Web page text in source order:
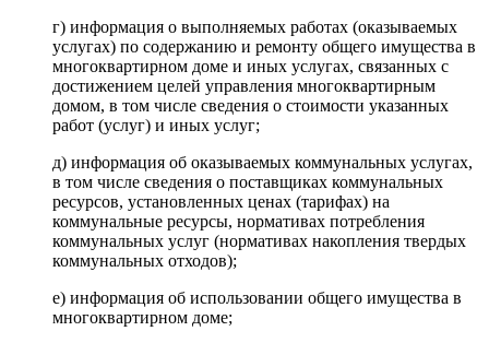
г) информация о выполняемых работах (оказываемых
услугах) по содержанию и ремонту общего имущества в
многоквартирном доме и иных услугах, связанных с
достижением целей управления многоквартирным
домом, в том числе сведения о стоимости указанных
работ (услуг) и иных услуг;
д) информация об оказываемых коммунальных услугах,
в том числе сведения о поставщиках коммунальных
ресурсов, установленных ценах (тарифах) на
коммунальные ресурсы, нормативах потребления
коммунальных услуг (нормативах накопления твердых
коммунальных отходов);
е) информация об использовании общего имущества в
многоквартирном доме;